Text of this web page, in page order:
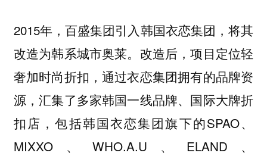
2015年，百盛集团引入韩国衣恋集团，将其
改造为韩系城市奥莱。改造后，项目定位轻
奢加时尚折扣，通过衣恋集团拥有的品牌资
源，汇集了多家韩国一线品牌、国际大牌折
扣店，包括韩国衣恋集团旗下的SPAO、
MIXXO、WHO.A.U、ELAND、